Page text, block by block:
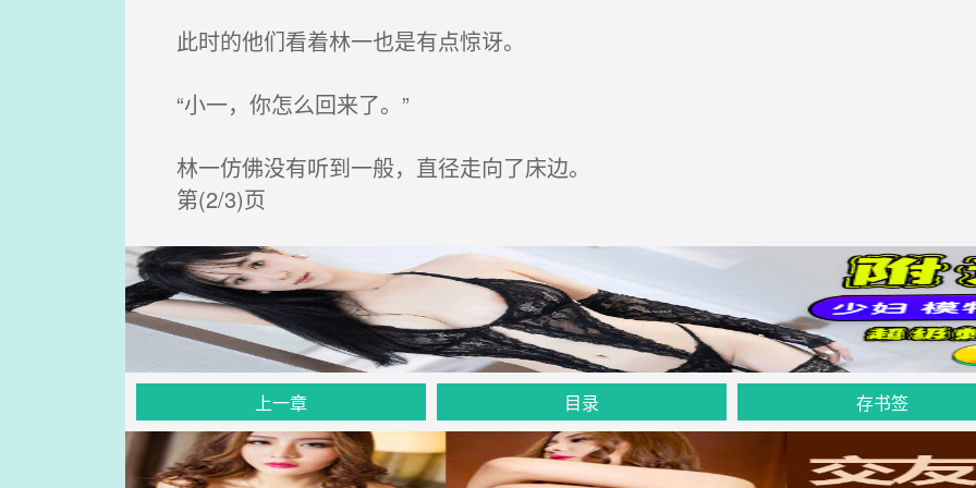
此时的他们看着林一也是有点惊讶。
“小一，你怎么回来了。”
林一仿佛没有听到一般，直径走向了床边。
第(2/3)页
上一章 目录 存书签